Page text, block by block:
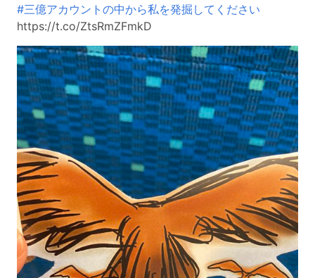
#三億アカウントの中から私を発掘してください
https://t.co/ZtsRmZFmkD